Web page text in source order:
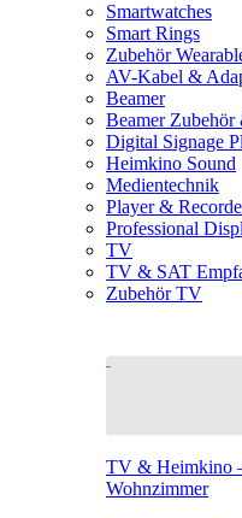
Smartwatches
Smart Rings
Zubehör
AV-Kabel &
Beamer
Beamer
Digital Signage
Heimkino Sound
Medientechnik
Player &
Professional
TV
TV & SAT
Zubehör TV
TV & Heimkino
Wohnzimmer